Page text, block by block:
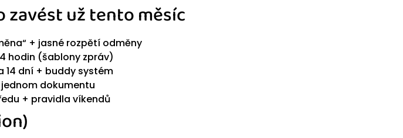
zavést už tento měsíc
+ jasné rozpětí odměny
hodin (šablony zpráv)
14 dní + buddy systém
dokumentu
+ pravidla víkendů